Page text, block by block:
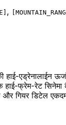
,
हाई-
फ्रेम-रेट
गियर डिटेल